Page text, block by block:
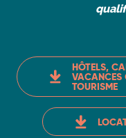
HÔTELS,
VACANCES
TOURISME